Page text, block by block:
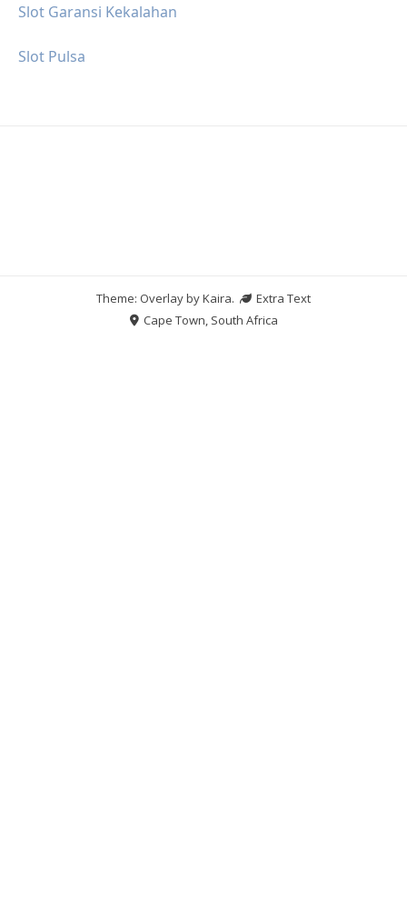
Slot Garansi Kekalahan
Slot Pulsa
Theme: Overlay byKaira.
Extra Text
Cape Town, South Africa